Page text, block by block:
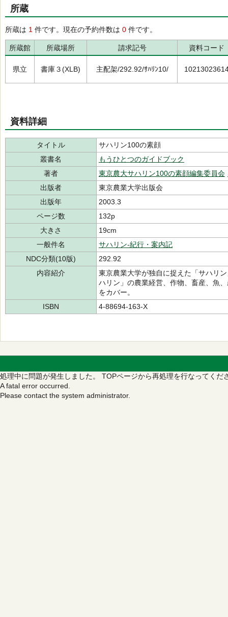
所蔵
所蔵は 1 件です。現在の予約件数は 0 件です。
所蔵館 所蔵場所 請求記号 資料コード
県立 書庫３(XLB) 主配架/292.92/ｻﾊﾘﾝ10/
資料詳細
タイトル
サハリン100の素顔
叢書名
もうひとつのガイドブック
著者
東京農大サハリン100の素顔編集委員会
出版者
東京農業大学出版会
出版年
2003.3
ページ数
132p
大きさ
19cm
一般件名
サハリン-紀行・案内記
NDC分類(10版)
292.92
内容紹介
東京農業大学が独自に捉えた「サハリ
ハリン」の農業経営、作物、畜産、魚
をカバー。
ISBN
4-88694-163-X
処理中に問題が発生しました。 TOPページから再処理を行なってくだ
A fatal error occurred.
Please contact the system administrator.